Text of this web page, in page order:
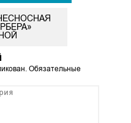
Обязательные